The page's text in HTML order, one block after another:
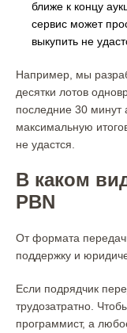
ближе к концу
сервис может
выкупить не
Например, мы
десятки лотов
последние 30
максимальную
не удастся.
В каком
PBN
От формата
поддержку и
Если подрядчик
трудозатратно.
программист, а